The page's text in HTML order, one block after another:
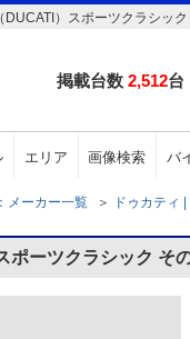
）スポーツクラシック
掲載台数 2,512台
エリア 画像検索 バ
メーカー一覧 ＞ ドゥカティ |
ポーツクラシック そ